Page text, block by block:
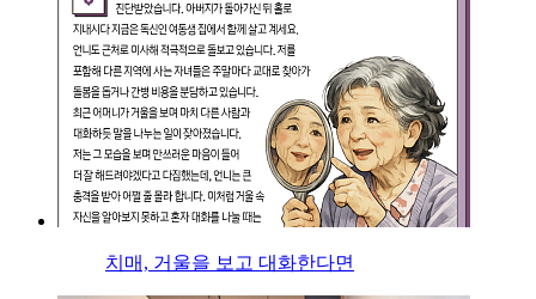
치매, 거울을 보고 대화한다면